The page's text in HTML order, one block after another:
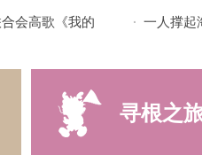
会高歌《我的 · 一人撑起
寻根之